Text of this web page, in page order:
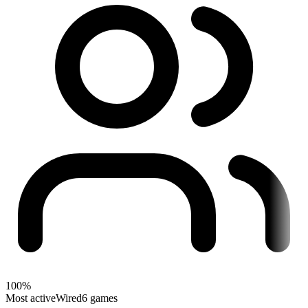
100%
Most activeWired6 games